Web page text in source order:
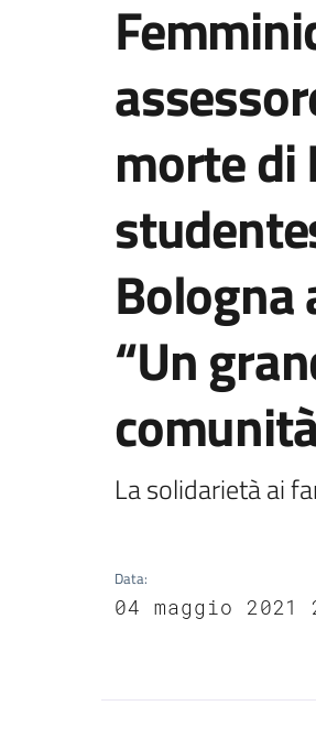
morte di
Bologna
“Un
La solidarietà ai
Data:
04 maggio 2021